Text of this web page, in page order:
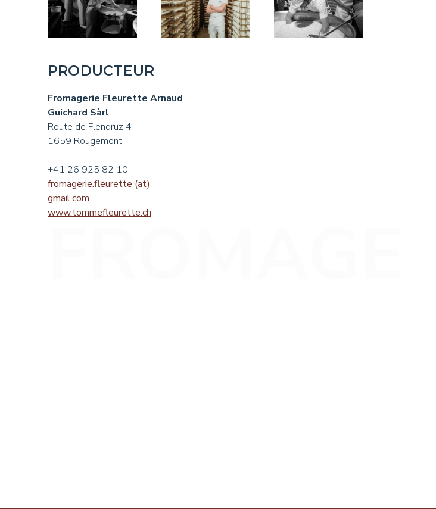
PRODUCTEUR
Fromagerie Fleurette Arnaud
Guichard Sàrl
Route de Flendruz 4
1659 Rougemont
+41 26 925 82 10
fromagerie.fleurette (at)
gmail.com
www.tommefleurette.ch